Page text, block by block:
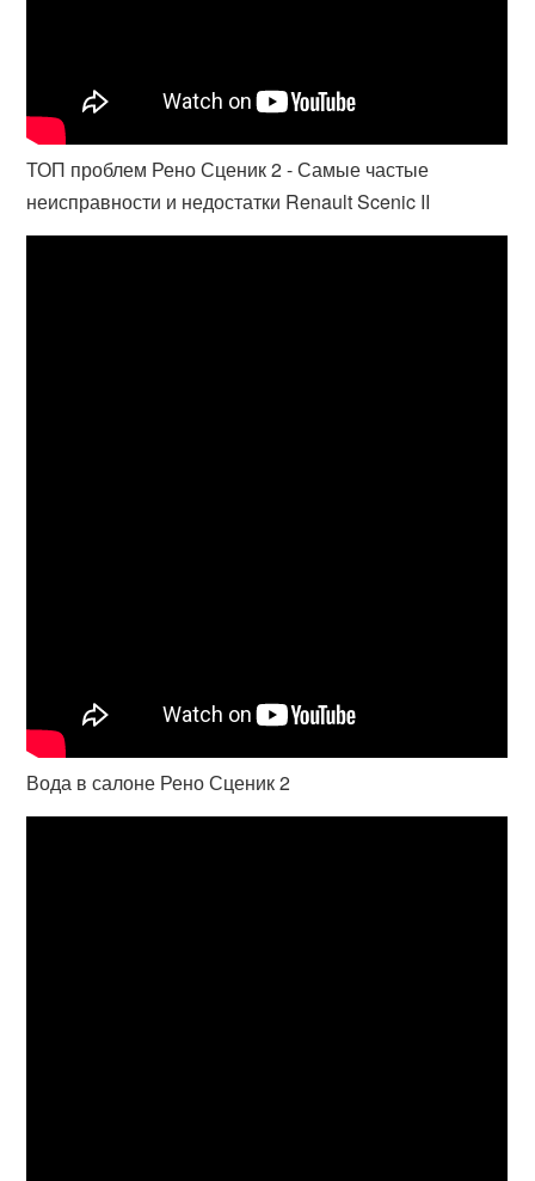
ТОП проблем Рено Сценик 2 - Самые частые
неисправности и недостатки Renault Scenic II
Вода в салоне Рено Сценик 2